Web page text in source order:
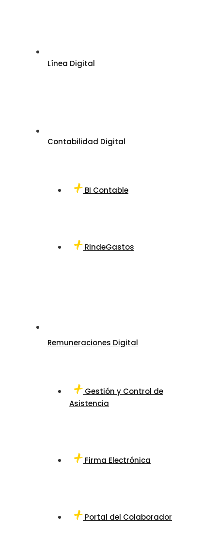
Línea Digital
Contabilidad Digital
BI Contable
RindeGastos
Remuneraciones Digital
Gestión y Control de
Asistencia
Firma Electrónica
Portal del Colaborador